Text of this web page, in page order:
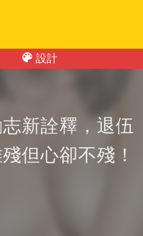
設計
新詮釋，退伍
但心卻不殘！